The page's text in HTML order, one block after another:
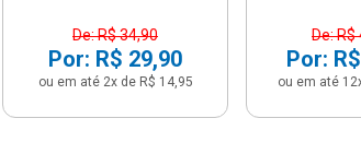
De: R$ 34,90
Por: R$ 29,90
ou em até 2x de R$ 14,95
De: R$
Por:
ou em até